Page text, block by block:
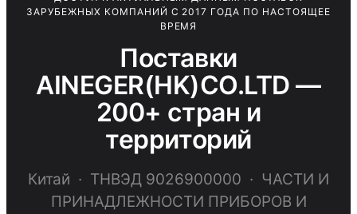
ЗАРУБЕЖНЫХ КОМПАНИЙ С 2017 ГОДА ПО НАСТОЯЩЕЕ
ВРЕМЯ
Поставки
AINEGER(HK)CO.LTD —
200+ стран и
территорий
Китай · ТНВЭД 9026900000 · ЧАСТИ И
ПРИНАДЛЕЖНОСТИ ПРИБОРОВ И